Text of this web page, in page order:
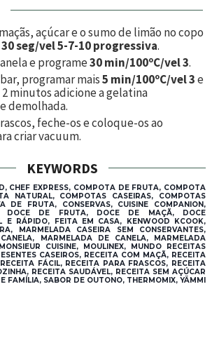
açúcar e o sumo de limão no copo
30 seg/vel 5-7-10 progressiva.
e programe30 min/100ºC/vel 3.
programar mais5 min/100ºC/vel 3e
minutos adicione a gelatina
demolhada.
feche-os e coloque-os ao
criar vacuum.
KEYWORDS
CHEF EXPRESS, COMPOTA DE FRUTA, COMPOTA
NATURAL, COMPOTAS CASEIRAS, COMPOTAS
DE FRUTA, CONSERVAS, CUISINE COMPANION,
DOCE DE FRUTA, DOCE DE MAÇÃ, DOCE
E RÁPIDO, FEITA EM CASA, KENWOOD KCOOK,
MARMELADA CASEIRA SEM CONSERVANTES,
MARMELADA DE CANELA, MARMELADA
CUISINE, MOULINEX, MUNDO RECEITAS
CASEIROS, RECEITA COM MAÇÃ, RECEITA
FÁCIL, RECEITA PARA FRASCOS, RECEITA
RECEITA SAUDÁVEL, RECEITA SEM AÇÚCAR
FAMÍLIA, SABOR DE OUTONO, THERMOMIX, YÄMMI